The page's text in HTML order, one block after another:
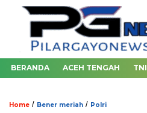
BERANDA ACEH TENGAH TNI
Home / Bener meriah / Polri